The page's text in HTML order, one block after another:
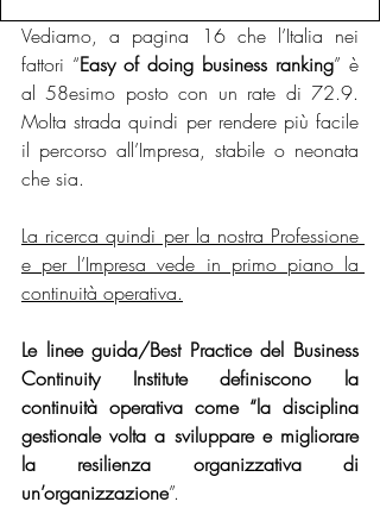
Vediamo, a pagina 16 che l’Italia nei
fattori “Easy of doing business ranking” è
al 58esimo posto con un rate di 72.9.
Molta strada quindi per rendere più facile
il percorso all’Impresa, stabile o neonata
che sia.
La ricerca quindi per la nostra Professione
e per l’Impresa vede in primo piano la
continuità operativa.
Le linee guida/Best Practice del Business
Continuity Institute definiscono la
continuità operativa come “la disciplina
gestionale volta a sviluppare e migliorare
la resilienza organizzativa di
un’organizzazione”.